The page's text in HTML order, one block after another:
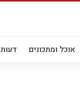
אוכל ומתכונים דעות